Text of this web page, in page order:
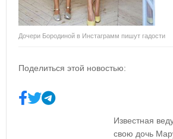
Дочери Бородиной в Инстаграмм пишут гадости
Поделиться этой новостью:
Известная
свою дочь